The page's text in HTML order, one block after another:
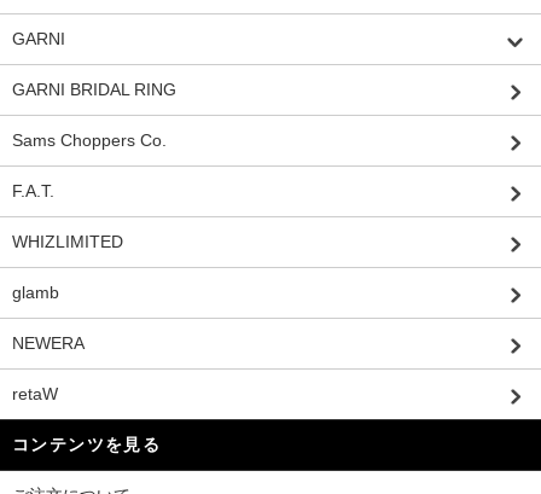
GARNI
GARNI BRIDAL RING
Sams Choppers Co.
F.A.T.
WHIZLIMITED
glamb
NEWERA
retaW
コンテンツを見る